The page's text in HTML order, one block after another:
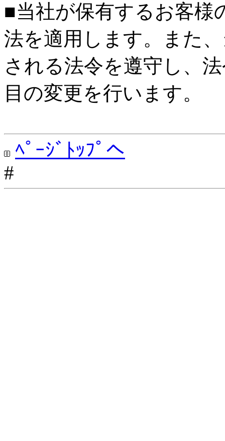
■当社が保有するお客様
法を適用します。また
される法令を遵守し、
目の変更を行います。
ﾍﾟｰｼﾞﾄｯﾌﾟへ
#